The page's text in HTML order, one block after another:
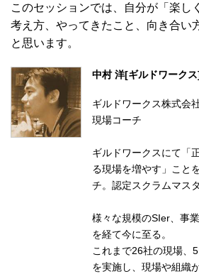
このセッションでは、自分が「楽し
考え方、やってきたこと、向き合い
と思います。
中村 洋[ギルドワーク
ギルドワークス株式会
現場コーチ
ギルドワークスにて「
る現場を増やす」こと
チ。認定スクラムマス
様々な規模のSIer、事
を経て今に至る。
これまで26社の現場、
を実施し、現場や組織